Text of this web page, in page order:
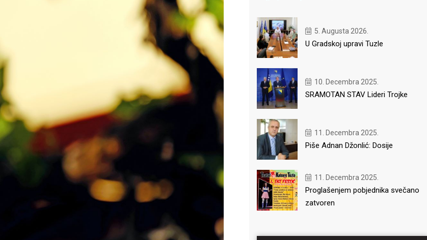
5. Augusta 2026.
U Gradskoj upravi Tuzle
10. Decembra 2025.
SRAMOTAN STAV Lideri Trojke
11. Decembra 2025.
Piše Adnan Džonlić: Dosije
11. Decembra 2025.
Proglašenjem pobjednika svečano
zatvoren